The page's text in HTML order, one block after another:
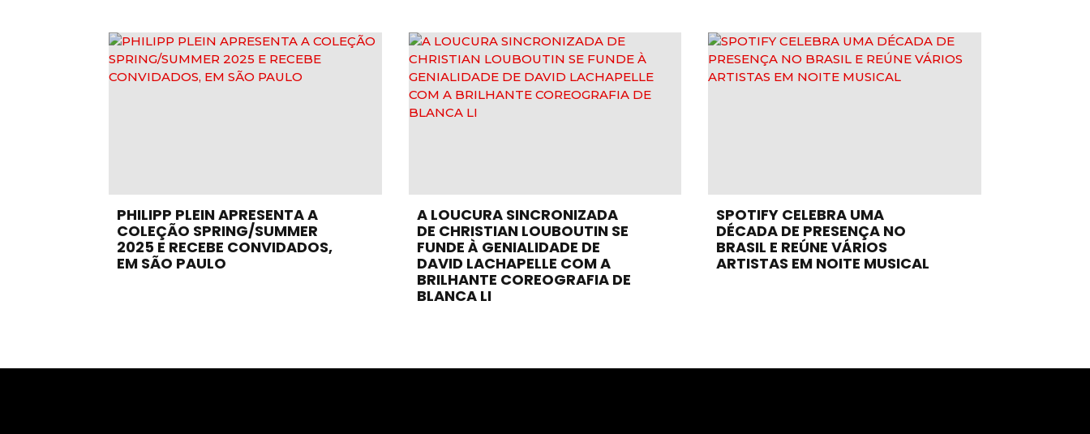
PHILIPP PLEIN APRESENTA A
COLEÇÃO SPRING/SUMMER
2025 E RECEBE CONVIDADOS,
EM SÃO PAULO
A LOUCURA SINCRONIZADA
DE CHRISTIAN LOUBOUTIN SE
FUNDE À GENIALIDADE DE
DAVID LACHAPELLE COM A
BRILHANTE COREOGRAFIA DE
BLANCA LI
SPOTIFY CELEBRA UMA
DÉCADA DE PRESENÇA NO
BRASIL E REÚNE VÁRIOS
ARTISTAS EM NOITE MUSICAL